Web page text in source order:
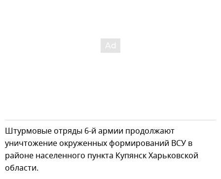
Штурмовые отряды 6-й армии продолжают
уничтожение окруженных формирований ВСУ в
районе населенного пункта Купянск Харьковской
области.